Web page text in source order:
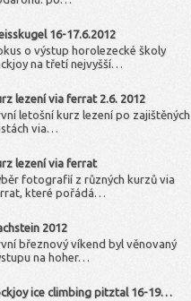
16-17.6.2012
o výstup horolezecké školy
na třetí nejvyšší…
lezení via ferrat 2.6. 2012
letošní kurz lezení po zajištěných
via…
lezení via ferrat
fotografií z různých kurzů via
které pořádá…
2012
březnový víkend byl věnovaný
na hoher…
ice climbing pitztal 16-19…